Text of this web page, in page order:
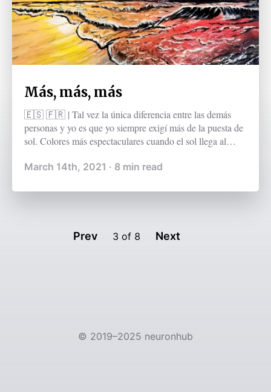
Más, más, más
🇪🇸 🇫🇷 | Tal vez la única diferencia entre las demás
personas y yo es que yo siempre exigí más de la puesta de
sol. Colores más espectaculares cuando el sol llega al
March 14th, 2021 · 8 min read
Prev 3 of 8 Next
© 2019–2025 neuronhub